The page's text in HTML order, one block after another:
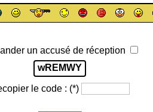
un accusé de réception
wREMWY
le code : (*)